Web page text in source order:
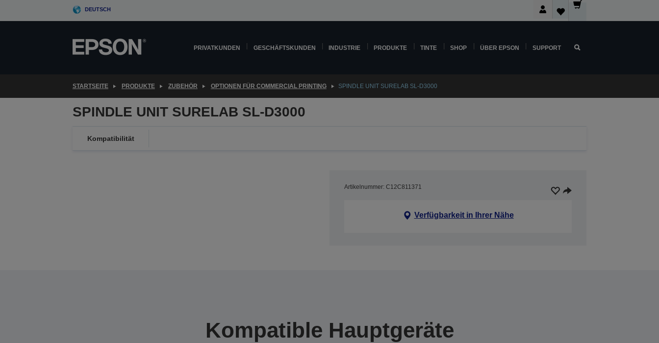
DEUTSCH
PRIVATKUNDEN GESCHÄFTSKUNDEN INDUSTRIE PRODUKTE TINTE SHOP ÜBER EPSON SUPPORT
STARTSEITE PRODUKTE ZUBEHÖR OPTIONEN FÜR COMMERCIAL PRINTING SPINDLE UNIT SURELAB SL-D3000
SPINDLE UNIT SURELAB SL-D3000
Kompatibilität
Artikelnummer: C12C811371
Verfügbarkeit in Ihrer Nähe
Kompatible Hauptgeräte